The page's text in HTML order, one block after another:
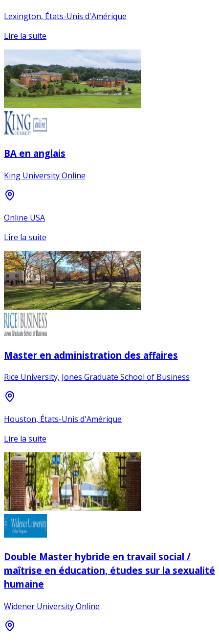
Lexington, États-Unis d'Amérique
Lire la suite
BA en anglais
King University Online
Online USA
Lire la suite
Master en administration des affaires
Rice University, Jones Graduate School of Business
Houston, États-Unis d'Amérique
Lire la suite
Double Master hybride en travail social /
maîtrise en éducation, études sur la sexualité
humaine
Widener University Online